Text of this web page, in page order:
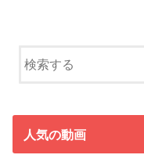
人気の動画